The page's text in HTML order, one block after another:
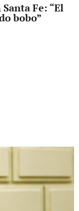
Fe: “El
bobo”
los
del